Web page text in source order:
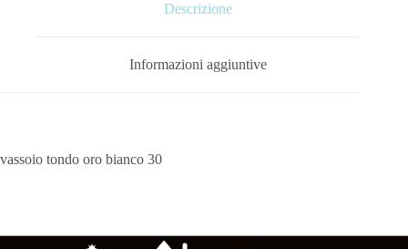
Descrizione
Informazioni aggiuntive
vassoio tondo oro bianco 30